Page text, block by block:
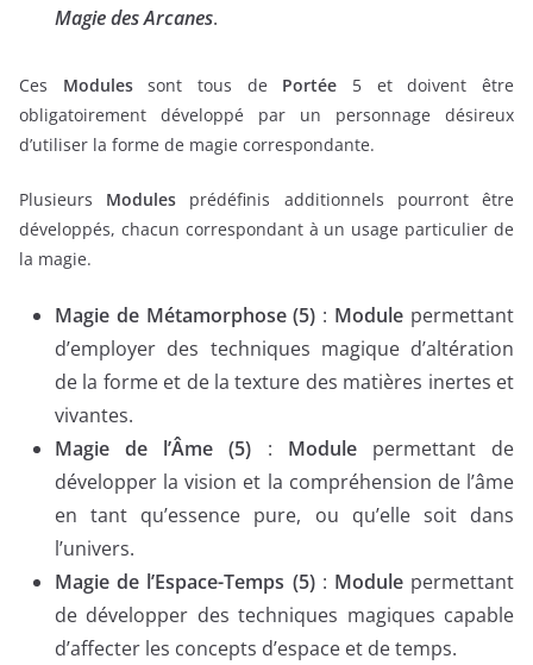
Magie des Arcanes.
Ces Modulessont tous de Portée 5 et doivent être
obligatoirement développé par un personnage désireux
d’utiliser la forme de magie correspondante.
Plusieurs Modules prédéfinis additionnels pourront être
développés, chacun correspondant à un usage particulier de
la magie.
Magie de Métamorphose (5) : Module permettant
d’employer des techniques magique d’altération
de la forme et de la texture des matières inertes et
vivantes.
Magie de l’Âme (5) : Modulepermettant de
développer la vision et la compréhension de l’âme
en tant qu’essence pure, ou qu’elle soit dans
l’univers.
Magie de l’Espace-Temps (5): Modulepermettant
de développer des techniques magiques capable
d’affecter les concepts d’espace et de temps.